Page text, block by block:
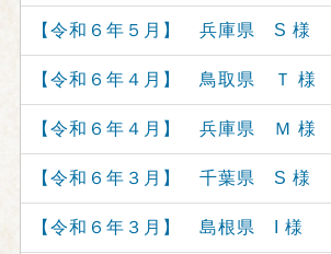
【令和６年５月】 兵庫県 S 様
【令和６年４月】 鳥取県 Ｔ 様
【令和６年４月】 兵庫県 Ｍ 様
【令和６年３月】 千葉県 S 様
【令和６年３月】 島根県 I 様